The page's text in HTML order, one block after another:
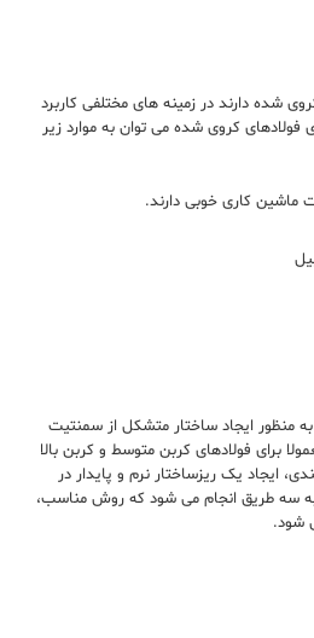
شده دارند در زمینه های مختلفی کاربرد
فولادهای کروی شده می توان به موارد زیر
ماشین کاری خوبی دارند.
منظور ایجاد ساختار متشکل از سمنتیت
برای فولادهای کربن متوسط و کربن بالا
ایجاد یک ریزساختار نرم و پایدار در
به سه طریق انجام می شود که روش مناسب،
شود.